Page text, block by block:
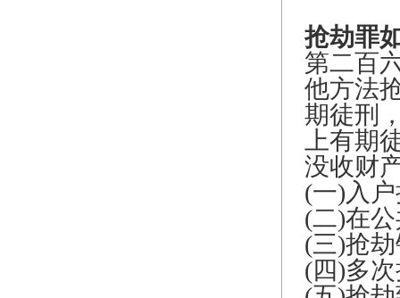
抢劫罪
第二百
他方法
期徒刑
上有期
没收财
(一)入
(二)在
(三)抢
(四)多